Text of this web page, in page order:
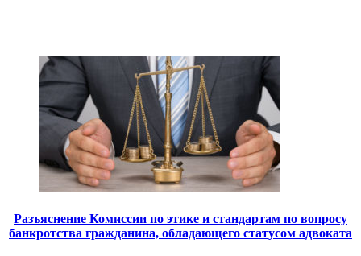
Разъяснение Комиссии по этике и стандартам по вопросу
банкротства гражданина, обладающего статусом адвоката